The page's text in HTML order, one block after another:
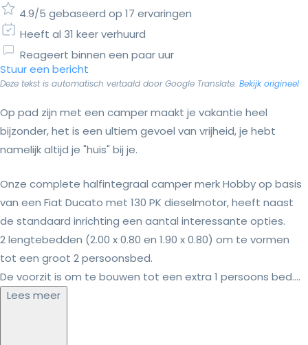
4.9/5 gebaseerd op 17 ervaringen
Heeft al 31 keer verhuurd
Reageert binnen een paar uur
Stuur een bericht
Deze tekst is automatisch vertaald door Google Translate. Bekijk origineel
Op pad zijn met een camper maakt je vakantie heel
bijzonder, het is een ultiem gevoel van vrijheid, je hebt
namelijk altijd je "huis" bij je.
Onze complete halfintegraal camper merk Hobby op basis
van een Fiat Ducato met 130 PK dieselmotor, heeft naast
de standaard inrichting een aantal interessante opties.
2 lengtebedden (2.00 x 0.80 en 1.90 x 0.80) om te vormen
tot een groot 2 persoonsbed.
De voorzit is om te bouwen tot een extra 1 persoons bed....
Lees meer